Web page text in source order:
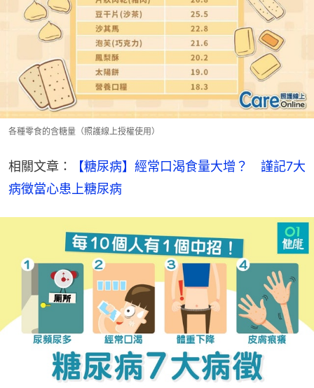
各種零食的含糖量（照護線上授權使用）
相關文章：
【糖尿病】經常口渴食量大增？　謹記7大
病徵當心患上糖尿病